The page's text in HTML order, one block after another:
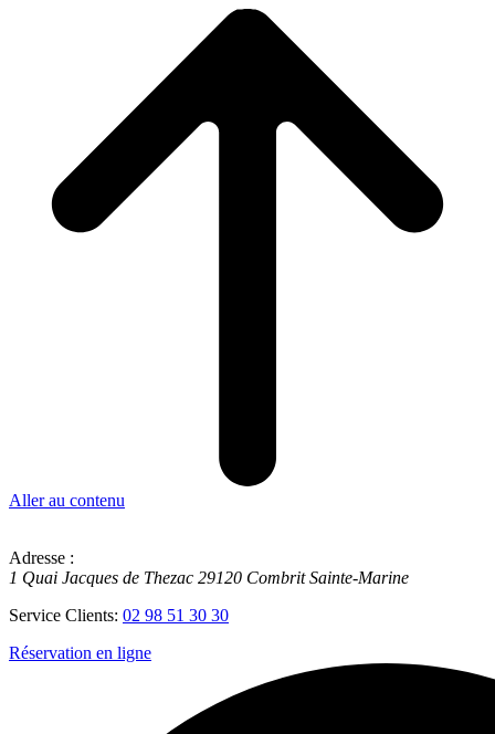
Aller au contenu
Adresse :
1 Quai Jacques de Thezac 29120 Combrit Sainte-Marine
Service Clients: 02 98 51 30 30
Réservation en ligne